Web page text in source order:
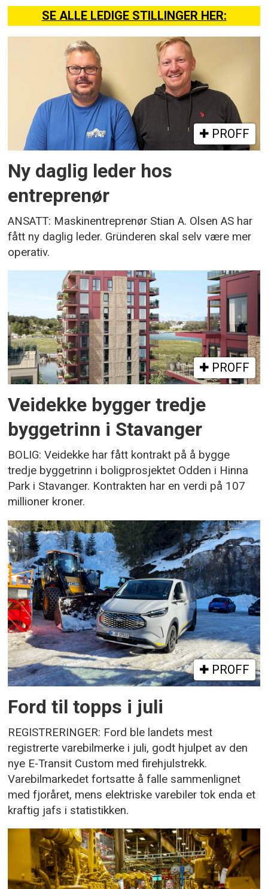
SE ALLE LEDIGE STILLINGER HER:
PROFF
Ny daglig leder hos
entreprenør
ANSATT: Maskinentreprenør Stian A. Olsen AS har
fått ny daglig leder. Gründeren skal selv være mer
operativ.
PROFF
Veidekke bygger tredje
byggetrinn i Stavanger
BOLIG: Veidekke har fått kontrakt på å bygge
tredje byggetrinn i boligprosjektet Odden i Hinna
Park i Stavanger. Kontrakten har en verdi på 107
millioner kroner.
PROFF
Ford til topps i juli
REGISTRERINGER: Ford ble landets mest
registrerte varebilmerke i juli, godt hjulpet av den
nye E-Transit Custom med firehjulstrekk.
Varebilmarkedet fortsatte å falle sammenlignet
med fjoråret, mens elektriske varebiler tok enda et
kraftig jafs i statistikken.